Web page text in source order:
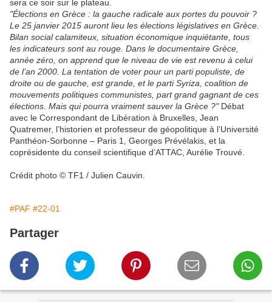
sera ce soir sur le plateau.
"Élections en Grèce : la gauche radicale aux portes du pouvoir ?
Le 25 janvier 2015 auront lieu les élections législatives en Grèce.
Bilan social calamiteux, situation économique inquiétante, tous
les indicateurs sont au rouge. Dans le documentaire Grèce,
année zéro, on apprend que le niveau de vie est revenu à celui
de l’an 2000. La tentation de voter pour un parti populiste, de
droite ou de gauche, est grande, et le parti Syriza, coalition de
mouvements politiques communistes, part grand gagnant de ces
élections. Mais qui pourra vraiment sauver la Grèce ?" Débat
avec le Correspondant de Libération à Bruxelles, Jean
Quatremer, l’historien et professeur de géopolitique à l’Université
Panthéon-Sorbonne – Paris 1, Georges Prévélakis, et la
coprésidente du conseil scientifique d’ATTAC, Aurélie Trouvé.
Crédit photo © TF1 / Julien Cauvin.
#PAF #22-01
Partager